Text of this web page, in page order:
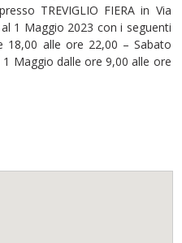
TREVIGLIO FIERA in Via
1 Maggio 2023 con i seguenti
18,00 alle ore 22,00 – Sabato
Maggio dalle ore 9,00 alle ore